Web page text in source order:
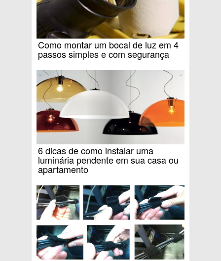
Como montar um bocal de luz em 4
passos simples e com segurança
6 dicas de como instalar uma
luminária pendente em sua casa ou
apartamento